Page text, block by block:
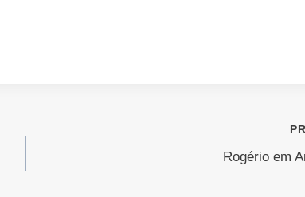
Rogério em